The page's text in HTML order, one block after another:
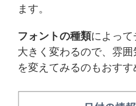
ます。
フォントの種類によっ
大きく変わるので、雰
を変えてみるのもおすす